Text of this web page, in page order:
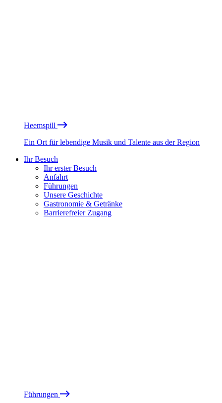
Heemspill
Ein Ort für lebendige Musik und Talente aus der Region
Ihr Besuch
Ihr erster Besuch
Anfahrt
Führungen
Unsere Geschichte
Gastronomie & Getränke
Barrierefreier Zugang
Führungen